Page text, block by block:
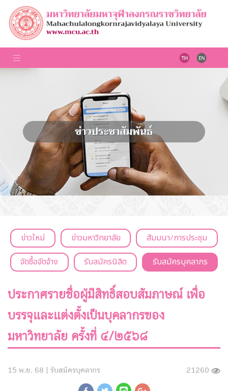
ข่าวประชาสัมพันธ์
ข่าวใหม่ ข่าวมหาวิทยาลัย
สัมมนา/การประชุม
จัดซื้อจัดจ้าง
รับสมัครนิสิต รับสมัครบุคลากร
ประกาศรายชื่อผู้มีสิทธิ์สอบสัมภาษณ์ เพื่อ
บรรจุและแต่งตั้งเป็นบุคลากรของ
มหาวิทยาลัย ครั้งที่ ๔/๒๕๖๘
15 พ.ย. 68 | รับสมัครบุคลากร 21260